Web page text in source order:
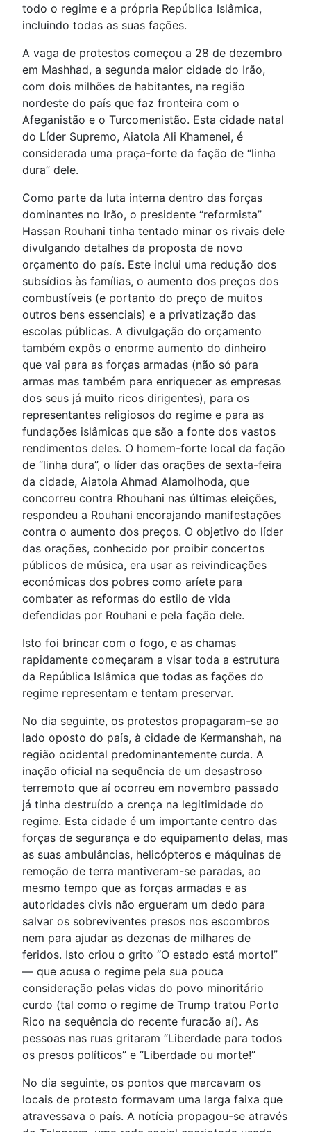
todo o regime e a própria República Islâmica,
incluindo todas as suas fações.
A vaga de protestos começou a 28 de dezembro
em Mashhad, a segunda maior cidade do Irão,
com dois milhões de habitantes, na região
nordeste do país que faz fronteira com o
Afeganistão e o Turcomenistão. Esta cidade natal
do Líder Supremo, Aiatola Ali Khamenei, é
considerada uma praça-forte da fação de “linha
dura” dele.
Como parte da luta interna dentro das forças
dominantes no Irão, o presidente “reformista”
Hassan Rouhani tinha tentado minar os rivais dele
divulgando detalhes da proposta de novo
orçamento do país. Este inclui uma redução dos
subsídios às famílias, o aumento dos preços dos
combustíveis (e portanto do preço de muitos
outros bens essenciais) e a privatização das
escolas públicas. A divulgação do orçamento
também expôs o enorme aumento do dinheiro
que vai para as forças armadas (não só para
armas mas também para enriquecer as empresas
dos seus já muito ricos dirigentes), para os
representantes religiosos do regime e para as
fundações islâmicas que são a fonte dos vastos
rendimentos deles. O homem-forte local da fação
de “linha dura”, o líder das orações de sexta-feira
da cidade, Aiatola Ahmad Alamolhoda, que
concorreu contra Rhouhani nas últimas eleições,
respondeu a Rouhani encorajando manifestações
contra o aumento dos preços. O objetivo do líder
das orações, conhecido por proibir concertos
públicos de música, era usar as reivindicações
económicas dos pobres como aríete para
combater as reformas do estilo de vida
defendidas por Rouhani e pela fação dele.
Isto foi brincar com o fogo, e as chamas
rapidamente começaram a visar toda a estrutura
da República Islâmica que todas as fações do
regime representam e tentam preservar.
No dia seguinte, os protestos propagaram-se ao
lado oposto do país, à cidade de Kermanshah, na
região ocidental predominantemente curda. A
inação oficial na sequência de um desastroso
terremoto que aí ocorreu em novembro passado
já tinha destruído a crença na legitimidade do
regime. Esta cidade é um importante centro das
forças de segurança e do equipamento delas, mas
as suas ambulâncias, helicópteros e máquinas de
remoção de terra mantiveram-se paradas, ao
mesmo tempo que as forças armadas e as
autoridades civis não ergueram um dedo para
salvar os sobreviventes presos nos escombros
nem para ajudar as dezenas de milhares de
feridos. Isto criou o grito “O estado está morto!”
— que acusa o regime pela sua pouca
consideração pelas vidas do povo minoritário
curdo (tal como o regime de Trump tratou Porto
Rico na sequência do recente furacão aí). As
pessoas nas ruas gritaram “Liberdade para todos
os presos políticos” e “Liberdade ou morte!”
No dia seguinte, os pontos que marcavam os
locais de protesto formavam uma larga faixa que
atravessava o país. A notícia propagou-se através